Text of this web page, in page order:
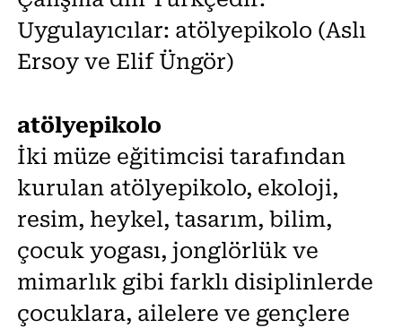
Uygulayıcılar: atölyepikolo (Aslı
Ersoy ve Elif Üngör)
atölyepikolo
İki müze eğitimcisi tarafından
kurulan atölyepikolo, ekoloji,
resim, heykel, tasarım, bilim,
çocuk yogası, jonglörlük ve
mimarlık gibi farklı disiplinlerde
çocuklara, ailelere ve gençlere